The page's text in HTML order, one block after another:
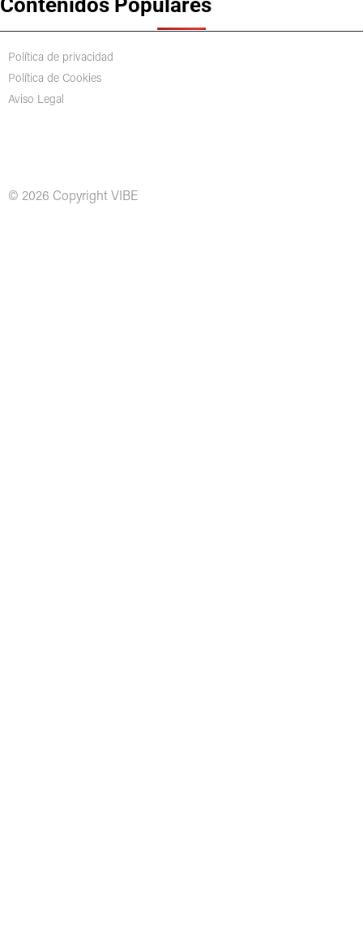
Política de privacidad
Política de Cookies
Aviso Legal
© 2026 Copyright VIBE